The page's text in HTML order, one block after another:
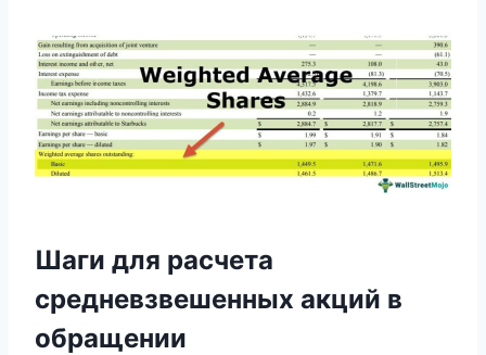
Шаги для расчета
средневзвешенных акций в
обращении